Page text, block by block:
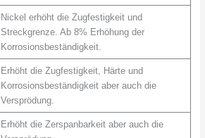
Nickel erhöht die Zugfestigkeit und
Streckgrenze. Ab 8% Erhöhung der
Korrosionsbeständigkeit.
Erhöht die Zugfestigkeit, Härte und
Korrosionsbeständigkeit aber auch die
Versprödung.
Erhöht die Zerspanbarkeit aber auch die